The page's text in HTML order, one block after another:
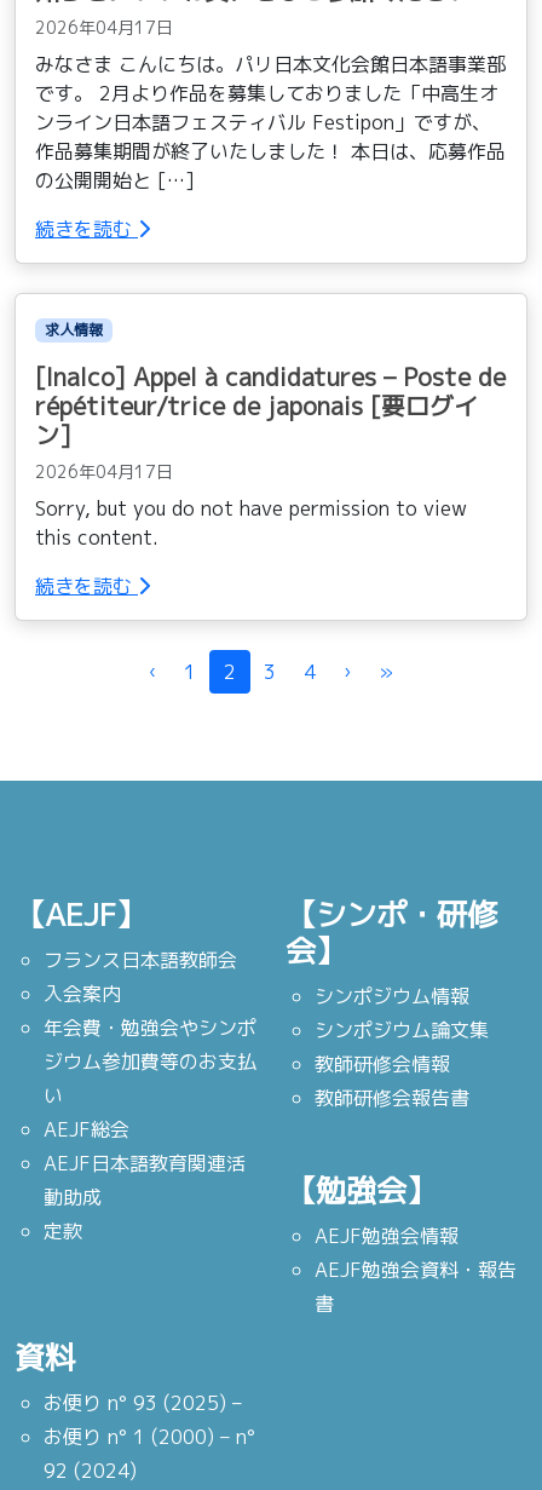
2026年04月17日
みなさま こんにちは。パリ日本文化会館日本語事業部
です。 2月より作品を募集しておりました「中高生オ
ンライン日本語フェスティバル Festipon」ですが、
作品募集期間が終了いたしました！ 本日は、応募作品
の公開開始と […]
続きを読む
求人情報
[Inalco] Appel à candidatures – Poste de
répétiteur/trice de japonais [要ログイ
ン]
2026年04月17日
Sorry, but you do not have permission to view
this content.
続きを読む
Page navigation‹ 1 2 3 4 › »
【AEJF】
フランス日本語教師会
入会案内
年会費・勉強会やシンポ
ジウム参加費等のお支払
い
AEJF総会
AEJF日本語教育関連活
動助成
定款
【シンポ・研修
会】
シンポジウム情報
シンポジウム論文集
教師研修会情報
教師研修会報告書
【勉強会】
AEJF勉強会情報
AEJF勉強会資料・報告
書
資料
お便り n° 93 (2025) –
お便り n° 1 (2000) – n°
92 (2024)